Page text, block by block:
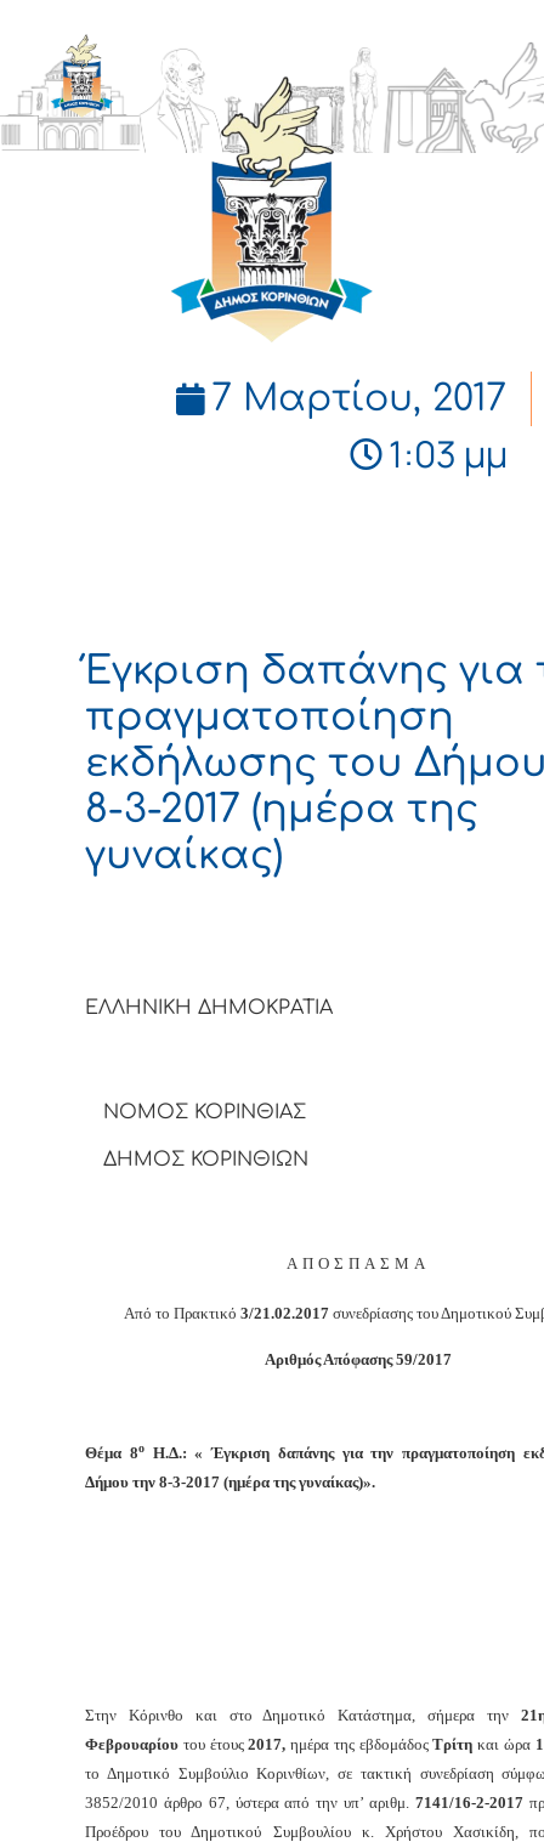
ΔΗΜΟΣ
ΚΟΡΙΝΘΙΩΝ
7 Μαρτίου, 2017
1:03 μμ
Έγκριση δαπάνης για
πραγματοποίηση
εκδήλωσης του
8-3-2017 (ημέρα της
γυναίκας)
ΕΛΛΗΝΙΚΗ ΔΗΜΟΚΡΑΤΙΑ
ΝΟΜΟΣ ΚΟΡΙΝΘΙΑΣ
ΔΗΜΟΣ ΚΟΡΙΝΘΙΩΝ
ΑΠΟΣΠΑΣΜΑ
Από το Πρακτικό 3/21.02.2017συνεδρίασης του Δημοτικού
Αριθμός Απόφασης 59/2017
Θέμα 8οΗ.Δ.: « Έγκριση δαπάνης για την πραγματοποίηση
Δήμου την 8-3-2017 (ημέρα της γυναίκας)».
Στην Κόρινθο και στο Δημοτικό Κατάστημα, σήμερα την
Φεβρουαρίου του έτους2017, ημέρα της εβδομάδοςΤρίτη και ώρα
το Δημοτικό Συμβούλιο Κορινθίων, σε τακτική συνεδρίαση
3852/2010 άρθρο 67, ύστερα από την υπ’ αριθμ. 7141/16-2-2017
Προέδρου του Δημοτικού Συμβουλίου κ. Χρήστου Χασικίδη,